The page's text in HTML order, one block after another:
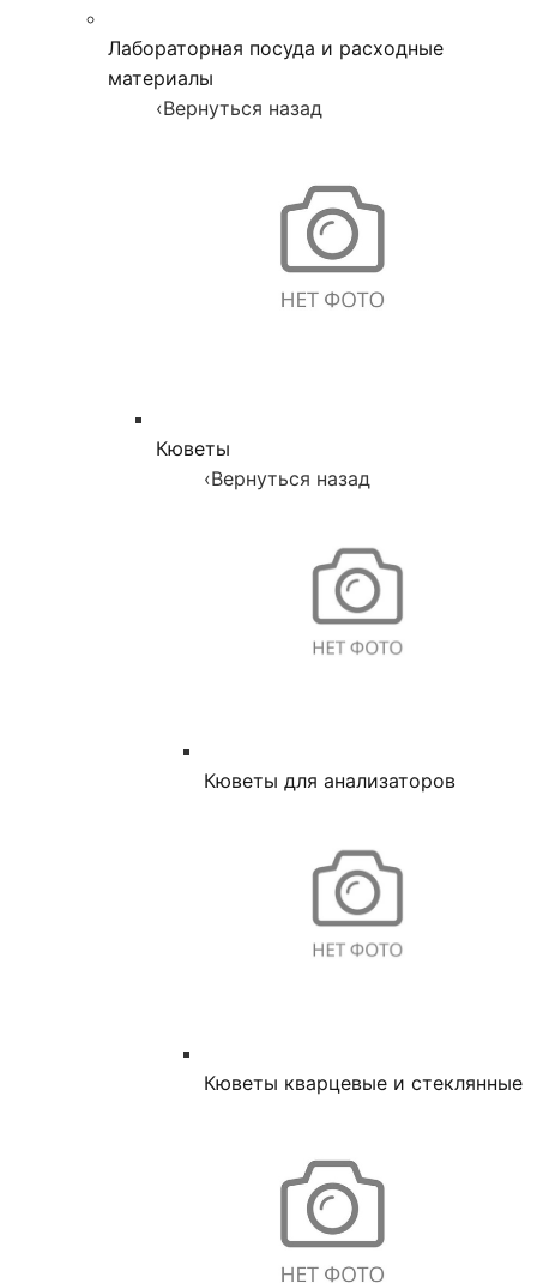
Лабораторная посуда и расходные
материалы
‹Вернуться назад
Кюветы
‹Вернуться назад
Кюветы для анализаторов
Кюветы кварцевые и стеклянные